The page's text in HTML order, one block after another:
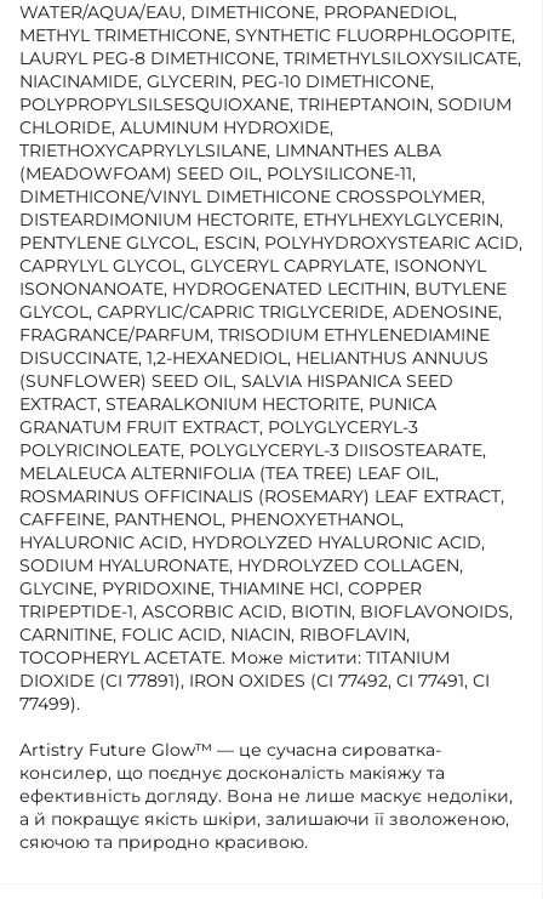
WATER/AQUA/EAU, DIMETHICONE, PROPANEDIOL,
METHYL TRIMETHICONE, SYNTHETIC FLUORPHLOGOPITE,
LAURYL PEG-8 DIMETHICONE, TRIMETHYLSILOXYSILICATE,
NIACINAMIDE, GLYCERIN, PEG-10 DIMETHICONE,
POLYPROPYLSILSESQUIOXANE, TRIHEPTANOIN, SODIUM
CHLORIDE, ALUMINUM HYDROXIDE,
TRIETHOXYCAPRYLYLSILANE, LIMNANTHES ALBA
(MEADOWFOAM) SEED OIL, POLYSILICONE-11,
DIMETHICONE/VINYL DIMETHICONE CROSSPOLYMER,
DISTEARDIMONIUM HECTORITE, ETHYLHEXYLGLYCERIN,
PENTYLENE GLYCOL, ESCIN, POLYHYDROXYSTEARIC ACID,
CAPRYLYL GLYCOL, GLYCERYL CAPRYLATE, ISONONYL
ISONONANOATE, HYDROGENATED LECITHIN, BUTYLENE
GLYCOL, CAPRYLIC/CAPRIC TRIGLYCERIDE, ADENOSINE,
FRAGRANCE/PARFUM, TRISODIUM ETHYLENEDIAMINE
DISUCCINATE, 1,2-HEXANEDIOL, HELIANTHUS ANNUUS
(SUNFLOWER) SEED OIL, SALVIA HISPANICA SEED
EXTRACT, STEARALKONIUM HECTORITE, PUNICA
GRANATUM FRUIT EXTRACT, POLYGLYCERYL-3
POLYRICINOLEATE, POLYGLYCERYL-3 DIISOSTEARATE,
MELALEUCA ALTERNIFOLIA (TEA TREE) LEAF OIL,
ROSMARINUS OFFICINALIS (ROSEMARY) LEAF EXTRACT,
CAFFEINE, PANTHENOL, PHENOXYETHANOL,
HYALURONIC ACID, HYDROLYZED HYALURONIC ACID,
SODIUM HYALURONATE, HYDROLYZED COLLAGEN,
GLYCINE, PYRIDOXINE, THIAMINE HCl, COPPER
TRIPEPTIDE-1, ASCORBIC ACID, BIOTIN, BIOFLAVONOIDS,
CARNITINE, FOLIC ACID, NIACIN, RIBOFLAVIN,
TOCOPHERYL ACETATE. Може містити: TITANIUM
DIOXIDE (CI 77891), IRON OXIDES (CI 77492, CI 77491, CI
77499).
Artistry Future Glow™ — це сучасна сироватка-
консилер, що поєднує досконалість макіяжу та
ефективність догляду. Вона не лише маскує недоліки,
а й покращує якість шкіри, залишаючи її зволоженою,
сяючою та природно красивою.